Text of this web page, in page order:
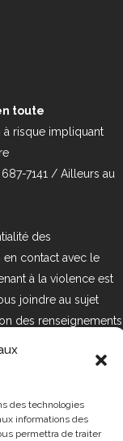
des technologies
informations des
permettra de traiter
toute
à risque impliquant
687-7141 / Ailleurs au
des
contact avec le
à la violence est
joindre au sujet
des renseignements
avec
Pour en savoir